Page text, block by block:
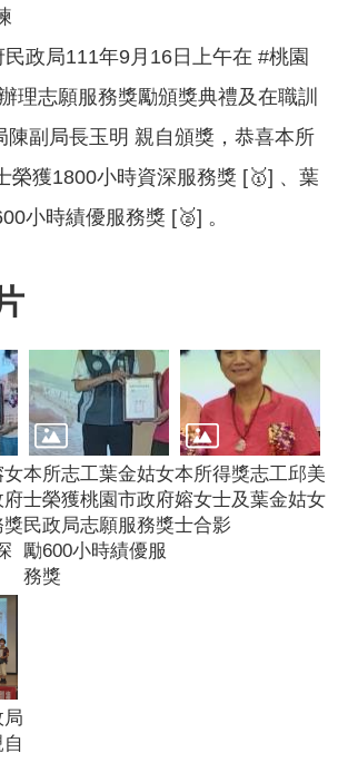
民政局111年9月16日上午在 #桃園
理志願服務獎勵頒獎典禮及在職訓
陳副局長玉明 親自頒獎，恭喜本所
榮獲1800小時資深服務獎 [🥇] 、葉
小時績優服務獎 [🥈] 。
女
府
獎
本所志工葉金姑女
士榮獲桃園市政府
民政局志願服務獎
勵600小時績優服
務獎
本所得獎志工邱美
嫆女士及葉金姑女
士合影